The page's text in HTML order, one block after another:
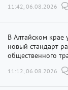
11:42, 06.08.2026
В Алтайском крае
новый стандарт
общественного
11:12, 06.08.2026